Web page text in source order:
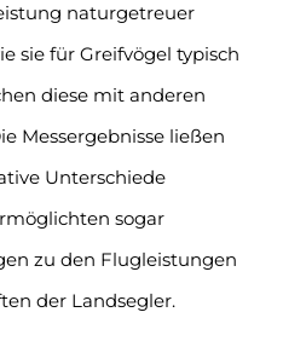
naturgetreuer
sie für Greifvögel typisch
diese mit anderen
Messergebnisse ließen
Unterschiede
sogar
zu den Flugleistungen
der Landsegler.